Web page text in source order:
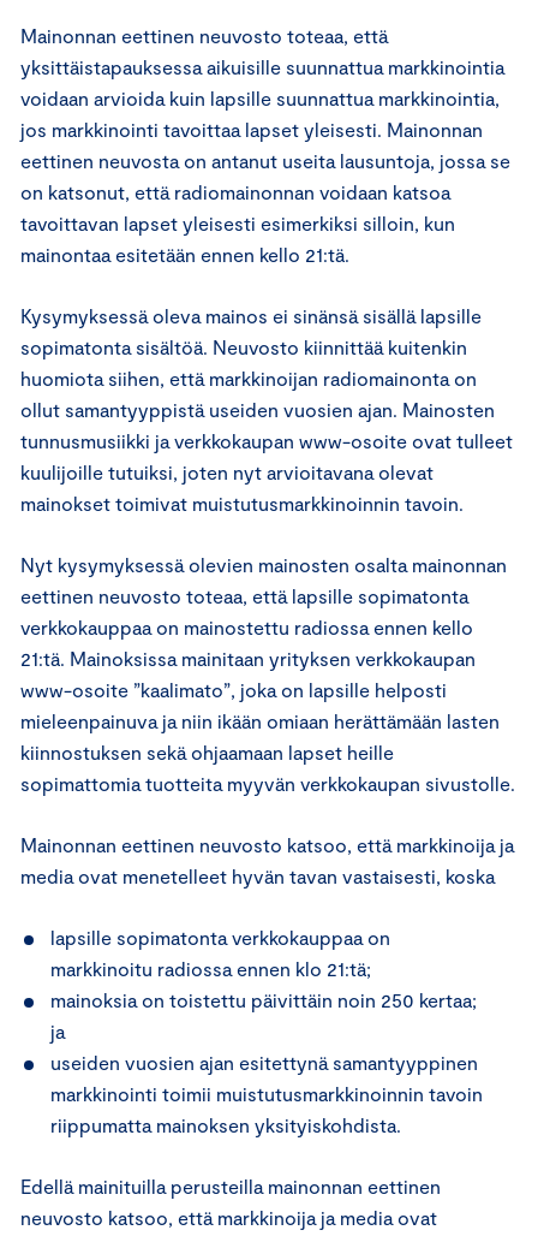
Mainonnan eettinen neuvosto toteaa, että
yksittäistapauksessa aikuisille suunnattua markkinointia
voidaan arvioida kuin lapsille suunnattua markkinointia,
jos markkinointi tavoittaa lapset yleisesti. Mainonnan
eettinen neuvosta on antanut useita lausuntoja, jossa se
on katsonut, että radiomainonnan voidaan katsoa
tavoittavan lapset yleisesti esimerkiksi silloin, kun
mainontaa esitetään ennen kello 21:tä.
Kysymyksessä oleva mainos ei sinänsä sisällä lapsille
sopimatonta sisältöä. Neuvosto kiinnittää kuitenkin
huomiota siihen, että markkinoijan radiomainonta on
ollut samantyyppistä useiden vuosien ajan. Mainosten
tunnusmusiikki ja verkkokaupan www-osoite ovat tulleet
kuulijoille tutuiksi, joten nyt arvioitavana olevat
mainokset toimivat muistutusmarkkinoinnin tavoin.
Nyt kysymyksessä olevien mainosten osalta mainonnan
eettinen neuvosto toteaa, että lapsille sopimatonta
verkkokauppaa on mainostettu radiossa ennen kello
21:tä. Mainoksissa mainitaan yrityksen verkkokaupan
www-osoite ”kaalimato”, joka on lapsille helposti
mieleenpainuva ja niin ikään omiaan herättämään lasten
kiinnostuksen sekä ohjaamaan lapset heille
sopimattomia tuotteita myyvän verkkokaupan sivustolle.
Mainonnan eettinen neuvosto katsoo, että markkinoija ja
media ovat menetelleet hyvän tavan vastaisesti, koska
lapsille sopimatonta verkkokauppaa on
markkinoitu radiossa ennen klo 21:tä;
mainoksia on toistettu päivittäin noin 250 kertaa;
ja
useiden vuosien ajan esitettynä samantyyppinen
markkinointi toimii muistutusmarkkinoinnin tavoin
riippumatta mainoksen yksityiskohdista.
Edellä mainituilla perusteilla mainonnan eettinen
neuvosto katsoo, että markkinoija ja media ovat